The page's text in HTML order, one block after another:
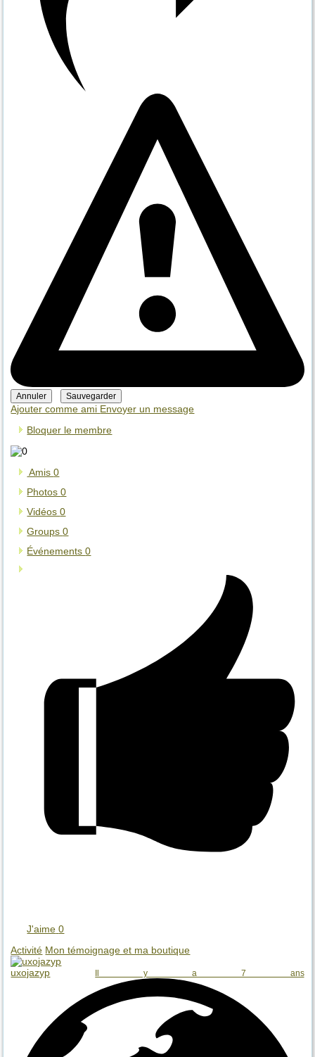
Ajouter comme ami Envoyer un message
Bloquer le membre
Amis0
Photos0
Vidéos0
Groups0
Événements0
J'aime 0
Activité Mon témoignage et ma boutique
uxojazyp
Il y a 7 ans